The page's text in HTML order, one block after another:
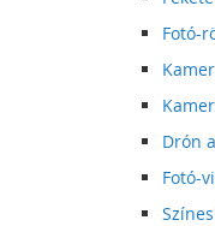
Fotó-
Drón
Fotó-